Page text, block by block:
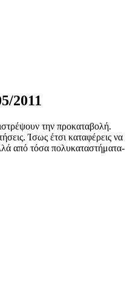
2011
την προκαταβολή.
Ίσως έτσι καταφέρεις να
από τόσα πολυκαταστήματα-